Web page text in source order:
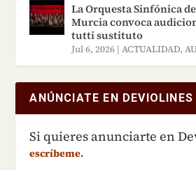
La Orquesta Sinfónica
Murcia convoca
tutti sustituto
Jul 6, 2026 |ACTUALIDAD,
ANÚNCIATE EN DEVIOLINES
Si quieres anunciarte en
escríbeme.